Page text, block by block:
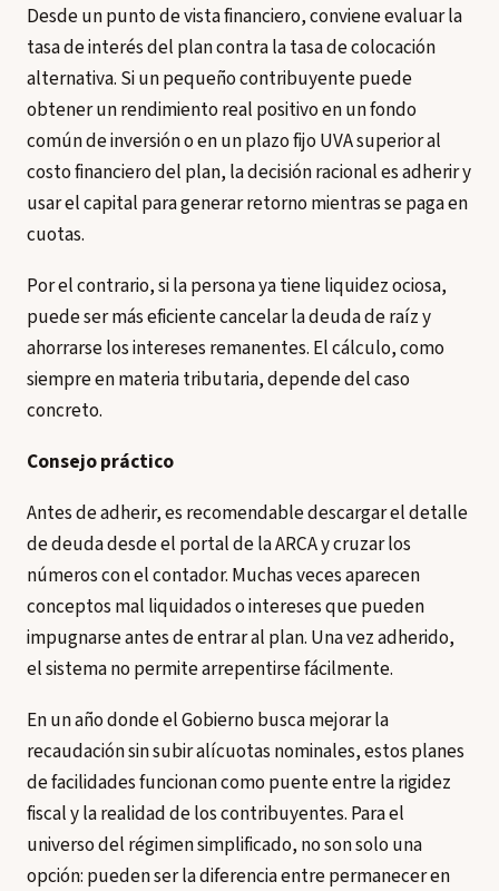
Desde un punto de vista financiero, conviene evaluar la
tasa de interés del plan contra la tasa de colocación
alternativa. Si un pequeño contribuyente puede
obtener un rendimiento real positivo en un fondo
común de inversión o en un plazo fijo UVA superior al
costo financiero del plan, la decisión racional es adherir y
usar el capital para generar retorno mientras se paga en
cuotas.
Por el contrario, si la persona ya tiene liquidez ociosa,
puede ser más eficiente cancelar la deuda de raíz y
ahorrarse los intereses remanentes. El cálculo, como
siempre en materia tributaria, depende del caso
concreto.
Consejo práctico
Antes de adherir, es recomendable descargar el detalle
de deuda desde el portal de la ARCA y cruzar los
números con el contador. Muchas veces aparecen
conceptos mal liquidados o intereses que pueden
impugnarse antes de entrar al plan. Una vez adherido,
el sistema no permite arrepentirse fácilmente.
En un año donde el Gobierno busca mejorar la
recaudación sin subir alícuotas nominales, estos planes
de facilidades funcionan como puente entre la rigidez
fiscal y la realidad de los contribuyentes. Para el
universo del régimen simplificado, no son solo una
opción: pueden ser la diferencia entre permanecer en